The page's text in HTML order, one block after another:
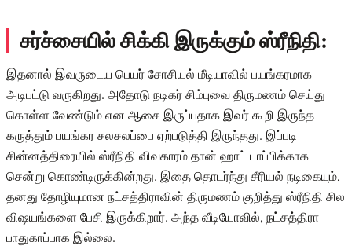
சர்ச்சையில் சிக்கி இருக்கும் ஸ்ரீநிதி:
இதனால் இவருடைய பெயர் சோசியல் மீடியாவில் பயங்கரமாக
அடிபட்டு வருகிறது. அதோடு நடிகர் சிம்புவை திருமணம் செய்து
கொள்ள வேண்டும் என ஆசை இருப்பதாக இவர் கூறி இருந்த
கருத்தும் பயங்கர சலசலப்பை ஏற்படுத்தி இருந்தது. இப்படி
சின்னத்திரையில் ஸ்ரீநிதி விவகாரம் தான் ஹாட் டாப்பிக்காக
சென்று கொண்டிருக்கின்றது. இதை தொடர்ந்து சீரியல் நடிகையும்,
தனது தோழியுமான நட்சத்திராவின் திருமணம் குறித்து ஸ்ரீநிதி சில
விஷயங்களை பேசி இருக்கிறார். அந்த வீடியோவில், நட்சத்திரா
பாதுகாப்பாக இல்லை.